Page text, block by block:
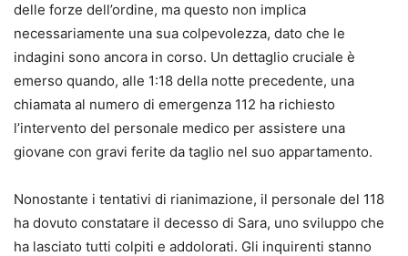
delle forze dell’ordine, ma questo non implica
necessariamente una sua colpevolezza, dato che le
indagini sono ancora in corso. Un dettaglio cruciale è
emerso quando, alle 1:18 della notte precedente, una
chiamata al numero di emergenza 112 ha richiesto
l’intervento del personale medico per assistere una
giovane con gravi ferite da taglio nel suo appartamento.
Nonostante i tentativi di rianimazione, il personale del 118
ha dovuto constatare il decesso di Sara, uno sviluppo che
ha lasciato tutti colpiti e addolorati. Gli inquirenti stanno